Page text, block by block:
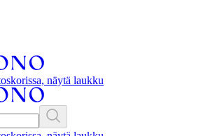
näytä laukku